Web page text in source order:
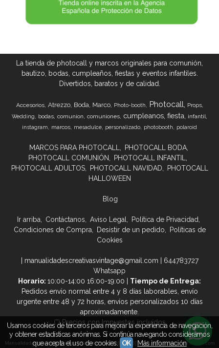
La tienda de photocall y marcos originales para comunión,
bautizo, bodas, cumpleaños, fiestas y eventos infantiles.
Divertidos, baratos y de calidad.
Accesorios Atrezzo Boda Marco Photo-booth Photocall Props
Wedding bodas comunion comuniones cumpleanos fiesta infantil
instagram marcos mesadulce personalizado photobooth polaroid
MARCOS PARA PHOTOCALL
PHOTOCALL BODA
PHOTOCALL COMUNIÓN
PHOTOCALL INFANTIL
PHOTOCALL ADULTOS
PHOTOCALL NAVIDAD
PHOTOCALL
HALLOWEEN
Blog
Ir arriba Contáctanos Aviso Legal
Política de Privacidad
Condiciones de Compra
Desistir de un pedido
Políticas de
Cookies
| manualidadescreativasvintage@gmail.com | 644783727
Whatsapp
Horario: 10:00-14:00 16:00-19:00 | Tiempo de Entrega:
Pedidos envío normal entre 4 y 8 días laborables, envío
urgente entre 48 y 72 horas, envíos personalizados 10 días
aproximadamente.
(*) Precios con Impuestos incluidos
Manualidades creativas vintage- Copyright © 2026 [5695] - Con la tecnología de Palbin.com
Usamos cookies de terceros para mejorar la experiencia de navegación,
y obtener estadísticas anónimas. Si continúa navegando consideramos
que acepta el uso de cookies.
OK Más información